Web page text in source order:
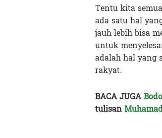
Tentu kita
ada satu hal
jauh lebih bisa
untuk
adalah hal yang
rakyat.
BACA JUGA
tulisan